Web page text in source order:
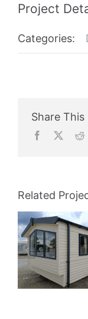
Project
Categories:
Share
Facebook
X
Related